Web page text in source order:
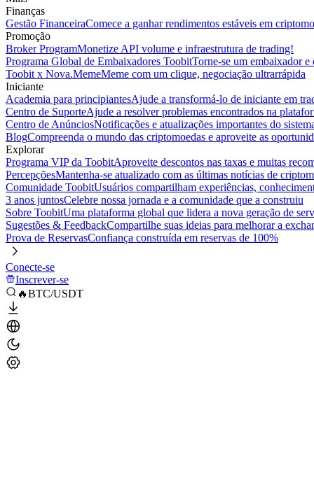
Finanças
Gestão FinanceiraComece a ganhar rendimentos estáveis em
Promoção
Broker ProgramMonetize API volume e infraestrutura de trading!
Programa Global de Embaixadores ToobitTorne-se um embaixador
Toobit x Nova.MemeMeme com um clique, negociação ultrarrápida
Iniciante
Academia para principiantesAjude a transformá-lo de iniciante em
Centro de SuporteAjude a resolver problemas encontrados na
Centro de AnúnciosNotificações e atualizações importantes do
BlogCompreenda o mundo das criptomoedas e aproveite as
Explorar
Programa VIP da ToobitAproveite descontos nas taxas e muitas
PercepçõesMantenha-se atualizado com as últimas notícias de
Comunidade ToobitUsuários compartilham experiências,
3 anos juntosCelebre nossa jornada e a comunidade que a construiu
Sobre ToobitUma plataforma global que lidera a nova geração de
Sugestões & FeedbackCompartilhe suas ideias para melhorar a
Prova de ReservasConfiança construída em reservas de 100%
Conecte-se
Inscrever-se
🔥BTC/USDT